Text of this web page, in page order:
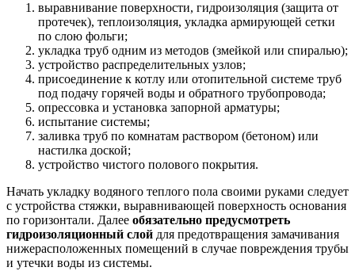
выравнивание поверхности, гидроизоляция (защита от
протечек), теплоизоляция, укладка армирующей сетки
по слою фольги;
укладка труб одним из методов (змейкой или спиралью);
устройство распределительных узлов;
присоединение к котлу или отопительной системе труб
под подачу горячей воды и обратного трубопровода;
опрессовка и установка запорной арматуры;
испытание системы;
заливка труб по комнатам раствором (бетоном) или
настилка доской;
устройство чистого полового покрытия.
Начать укладку водяного теплого пола своими руками следует
с устройства стяжки, выравнивающей поверхность основания
по горизонтали. Далее обязательно предусмотреть
гидроизоляционный слой для предотвращения замачивания
нижерасположенных помещений в случае повреждения трубы
и утечки воды из системы.